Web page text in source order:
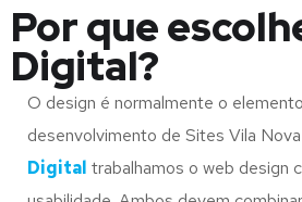
Por que
Digital?
O design é normalmente o
desenvolvimento de Sites Vila
Digital trabalhamos o web design